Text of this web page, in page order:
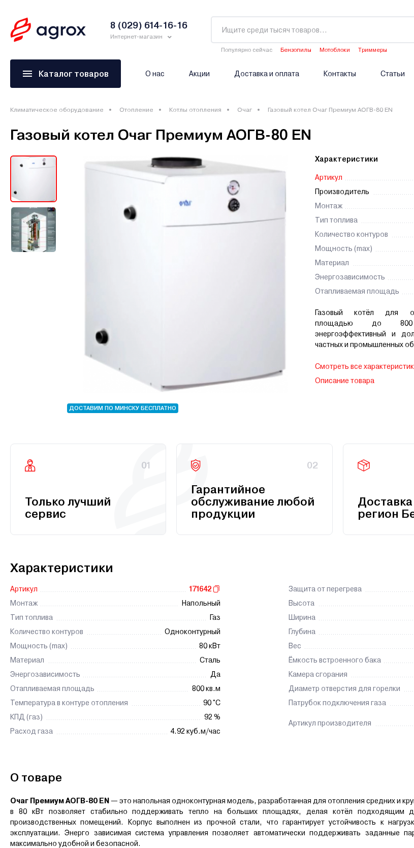
8 (029) 614-16-16
Интернет-магазин
Популярно сейчас Бензопилы Мотоблоки
Триммеры
Каталог товаров О нас Акции Доставка и оплата Контакты Статьи
Климатическое оборудование Отопление Котлы отопления Очаг Газовый котел Очаг Премиум АОГВ-80 ЕN
Газовый котел Очаг Премиум АОГВ-80 ЕN
ДОСТАВИМ ПО МИНСКУ БЕСПЛАТНО
Характеристики
Артикул
Производитель
Монтаж
Тип топлива
Количество контуров
Мощность (max)
Материал
Энергозависимость
Отапливаемая площадь
Газовый котёл для
площадью до
энергоэффективный и
частных и промышленных
Смотреть все
Описание товара
01
Только лучший
сервис
02
Гарантийное
обслуживание любой
продукции
регион
Характеристики
Артикул
171642
Монтаж
Напольный
Тип топлива
Газ
Количество контуров
Одноконтурный
Мощность (max)
80 кВт
Материал
Сталь
Энергозависимость
Да
Отапливаемая площадь
800 кв.м
Температура в контуре отопления
90 °C
КПД (газ)
92 %
Расход газа
4.92 куб.м/час
Защита от перегрева
Высота
Ширина
Глубина
Вес
Ёмкость встроенного бака
Камера сгорания
Диаметр отверстия для горелки
Патрубок подключения газа
Артикул производителя
О товаре
Очаг Премиум АОГВ-80 ЕN— это напольная одноконтурная модель, разработанная для отопления средних и
в 80 кВт позволяет стабильно поддерживать тепло на больших площадях, делая котёл подходящим
производственных помещений. Корпус выполнен из прочной стали, что гарантирует устойчивость к
эксплуатации. Энерго зависимая система управления позволяет автоматически поддерживать заданные
максимально удобной и безопасной.